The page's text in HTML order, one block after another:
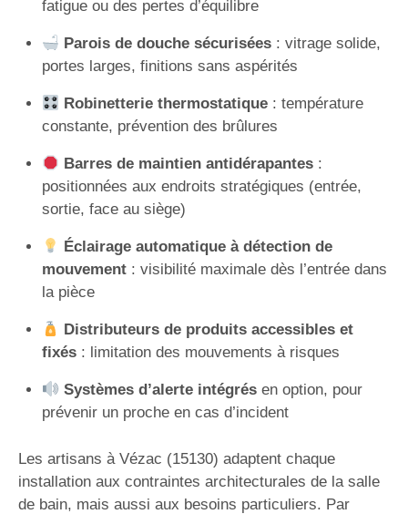
fatigue ou des pertes d’équilibre
Parois de douche sécurisées: vitrage solide,
portes larges, finitions sans aspérités
Robinetterie thermostatique: température
constante, prévention des brûlures
Barres de maintien antidérapantes:
positionnées aux endroits stratégiques (entrée,
sortie, face au siège)
Éclairage automatique à détection de
mouvement: visibilité maximale dès l’entrée dans
la pièce
Distributeurs de produits accessibles et
fixés: limitation des mouvements à risques
Systèmes d’alerte intégrésen option, pour
prévenir un proche en cas d’incident
Les artisans à Vézac (15130) adaptent chaque
installation aux contraintes architecturales de la salle
de bain, mais aussi aux besoins particuliers. Par